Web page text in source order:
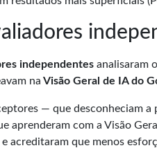
independentes analisaram
na Visão Geral de IA do
— que desconheciam
aprenderam com a Visão
acreditaram que menos